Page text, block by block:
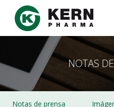
Pasar
contenido
NOTAS
Notas de prensa